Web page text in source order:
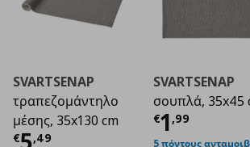
SVARTSENAP
τραπεζομάντηλο
μέσης, 35x130 cm
€ ,49
Τρέχουσα τιμή€ 5,49
SVARTSENAP
σουπλά, 35x45
€1 ,99
5 πόντους